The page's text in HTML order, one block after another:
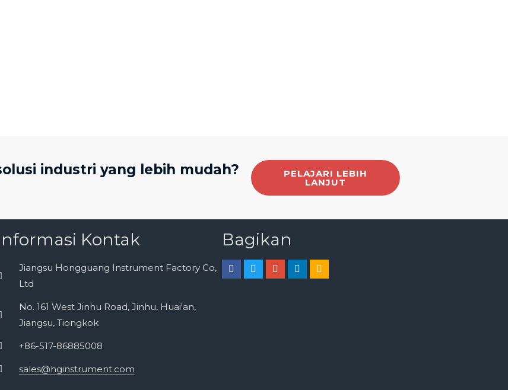
industri yang lebih mudah?
PELAJARI LEBIH
LANJUT
Kontak
Jiangsu Hongguang Instrument Factory Co,
Ltd
No. 161 West Jinhu Road, Jinhu, Huai'an,
Jiangsu, Tiongkok
+86-517-86885008
sales@hginstrument.com
Bagikan